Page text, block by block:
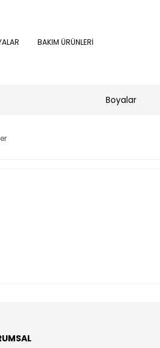
BAKIM ÜRÜNLERİ
Boyalar